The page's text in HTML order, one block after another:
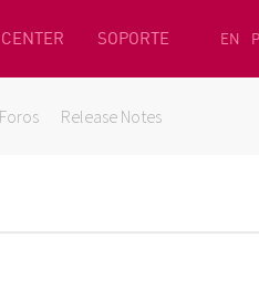
SOPORTE EN
Foros Release Notes